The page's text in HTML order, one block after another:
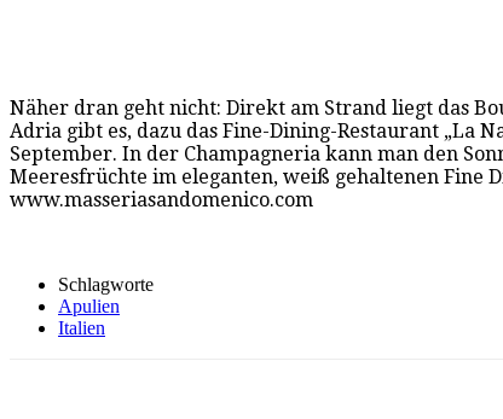
Näher dran geht nicht: Direkt am Strand liegt das
Adria gibt es, dazu das Fine-Dining-Restaurant „La
September. In der Champagneria kann man den
Meeresfrüchte im eleganten, weiß gehaltenen Fine
www.masseriasandomenico.com
Schlagworte
Apulien
Italien